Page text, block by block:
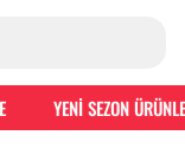
YENİ SEZON